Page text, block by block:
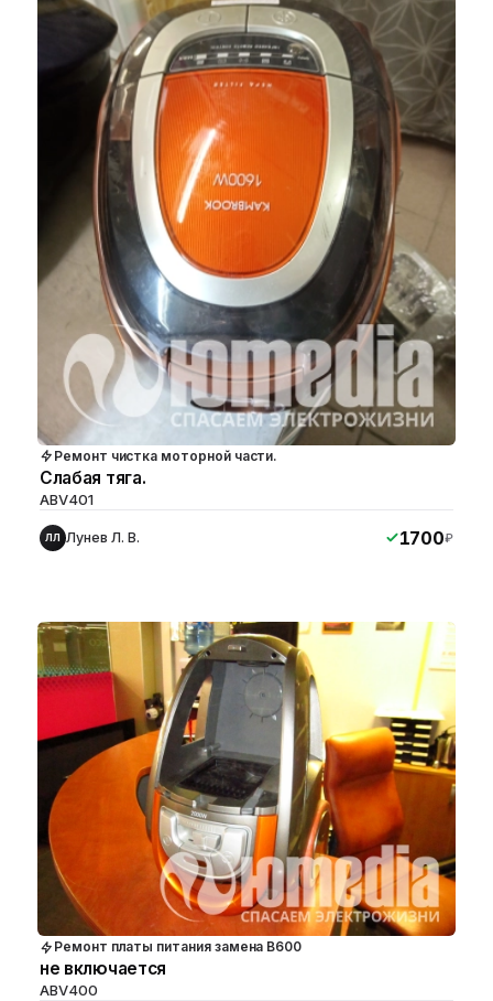
Ремонт чистка моторной части.
Слабая тяга.
ABV401
ЛЛ Лунев Л. В. 1700₽
Ремонт платы питания замена B600
не включается
ABV400